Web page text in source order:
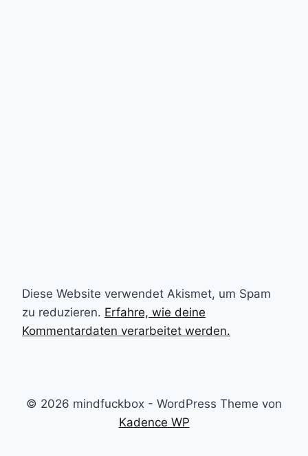
Diese Website verwendet Akismet, um Spam
zu reduzieren. Erfahre, wie deine
Kommentardaten verarbeitet werden.
© 2026 mindfuckbox - WordPress Theme von
Kadence WP